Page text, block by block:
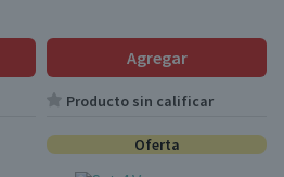
Agregar
Producto sin calificar
Oferta